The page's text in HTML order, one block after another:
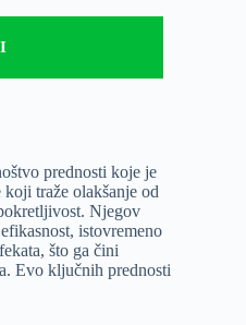
prednosti koje je
traže olakšanje od
Njegov
istovremeno
što ga čini
Evo ključnih prednosti